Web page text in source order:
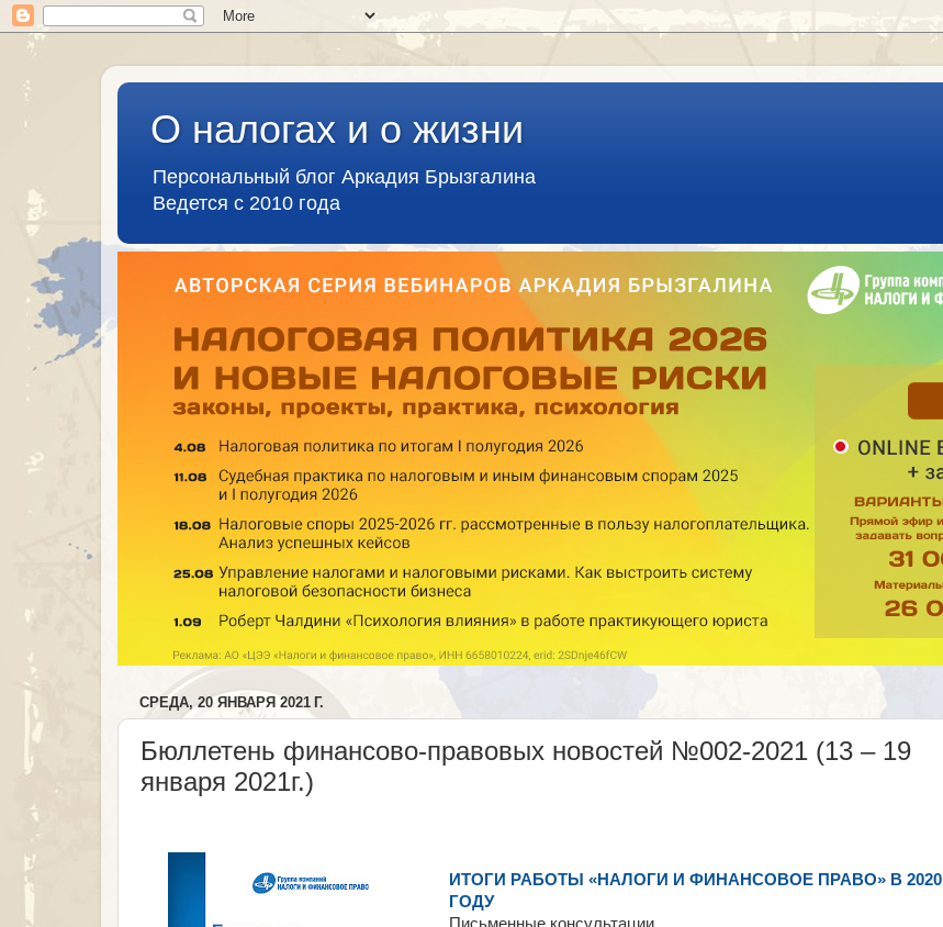
О налогах и о жизни
Персональный блог Аркадия Брызгалина
Ведется с 2010 года
СРЕДА, 20 ЯНВАРЯ 2021 Г.
Бюллетень финансово-правовых новостей №002-2021 (13 – 19
января 2021г.)
ИТОГИ РАБОТЫ «НАЛОГИ И ФИНАНСОВОЕ ПРАВО» В 2020
ГОДУ